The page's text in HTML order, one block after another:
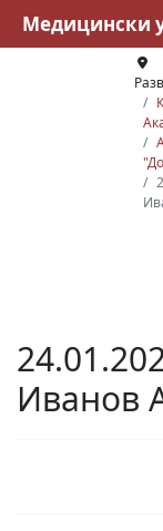
Иванов
Медицински